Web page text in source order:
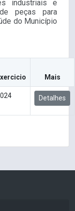
industriais e
peças para
do Município
Mais
Detalhes